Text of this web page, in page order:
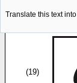
Translate this text into
(19)